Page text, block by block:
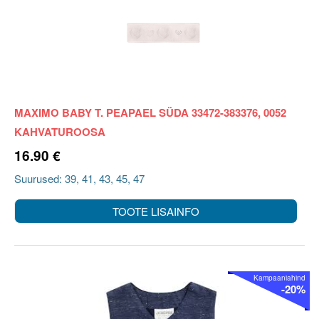
MAXIMO BABY T. PEAPAEL SÜDA 33472-383376, 0052
KAHVATUROOSA
16.90 €
Suurused: 39, 41, 43, 45, 47
TOOTE LISAINFO
Kampaaniahind
-20%